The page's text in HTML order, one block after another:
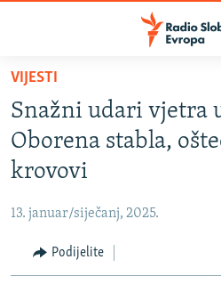
Pređite
glavni
sadržaj
Pređite
na
glavnu
navigaciju
Pređite
na
BOSNA I HERCEGOVINA
CRNA GORA
VIZUELNO
VIJESTI
Snažni udari vjetra
Oborena stabla,
krovovi
13. januar/siječanj, 2025.
Podijelite